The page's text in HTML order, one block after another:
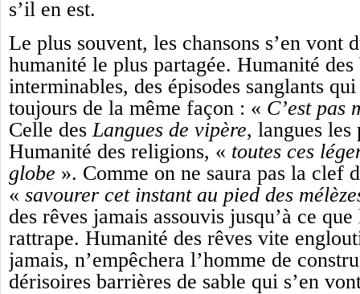
s’il en est.
Le plus souvent, les chansons s’en vont
humanité le plus partagée. Humanité des
interminables, des épisodes sanglants
toujours de la même façon : « C’est pas
Celle des Langues de vipère, langues les
Humanité des religions, « toutes ces
globe ». Comme on ne saura pas la clef
« savourer cet instant au pied des
des rêves jamais assouvis jusqu’à ce
rattrape. Humanité des rêves vite
jamais, n’empêchera l’homme de
dérisoires barrières de sable qui s’en